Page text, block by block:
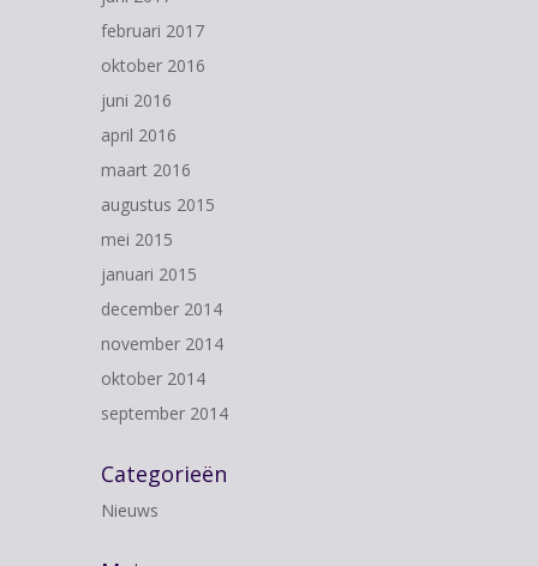
februari 2017
oktober 2016
juni 2016
april 2016
maart 2016
augustus 2015
mei 2015
januari 2015
december 2014
november 2014
oktober 2014
september 2014
Categorieën
Nieuws